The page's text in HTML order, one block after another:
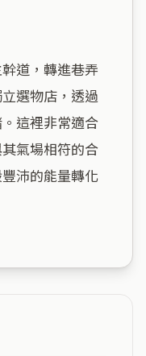
道，轉進巷弄
選物店，透過
這裡非常適合
氣場相符的合
沛的能量轉化